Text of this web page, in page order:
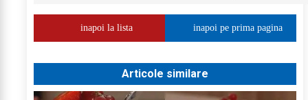
inapoi la lista inapoi pe prima pagina
Articole similare